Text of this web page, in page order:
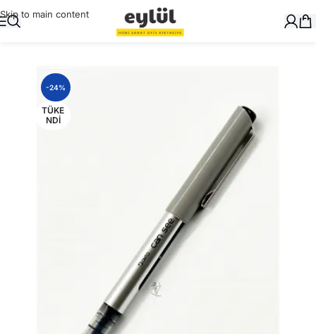
Skip to main content
Yazı Gereçleri/Tükenmez Kalemler
-24%
TÜKE
NDI